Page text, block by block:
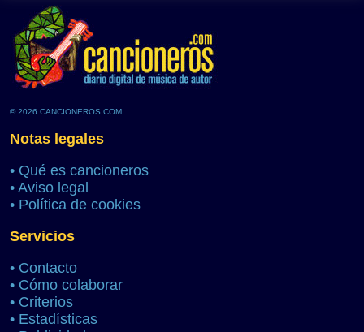
© 2026 CANCIONEROS.COM
Notas legales
• Qué es cancioneros
• Aviso legal
• Política de cookies
Servicios
• Contacto
• Cómo colaborar
• Criterios
• Estadísticas